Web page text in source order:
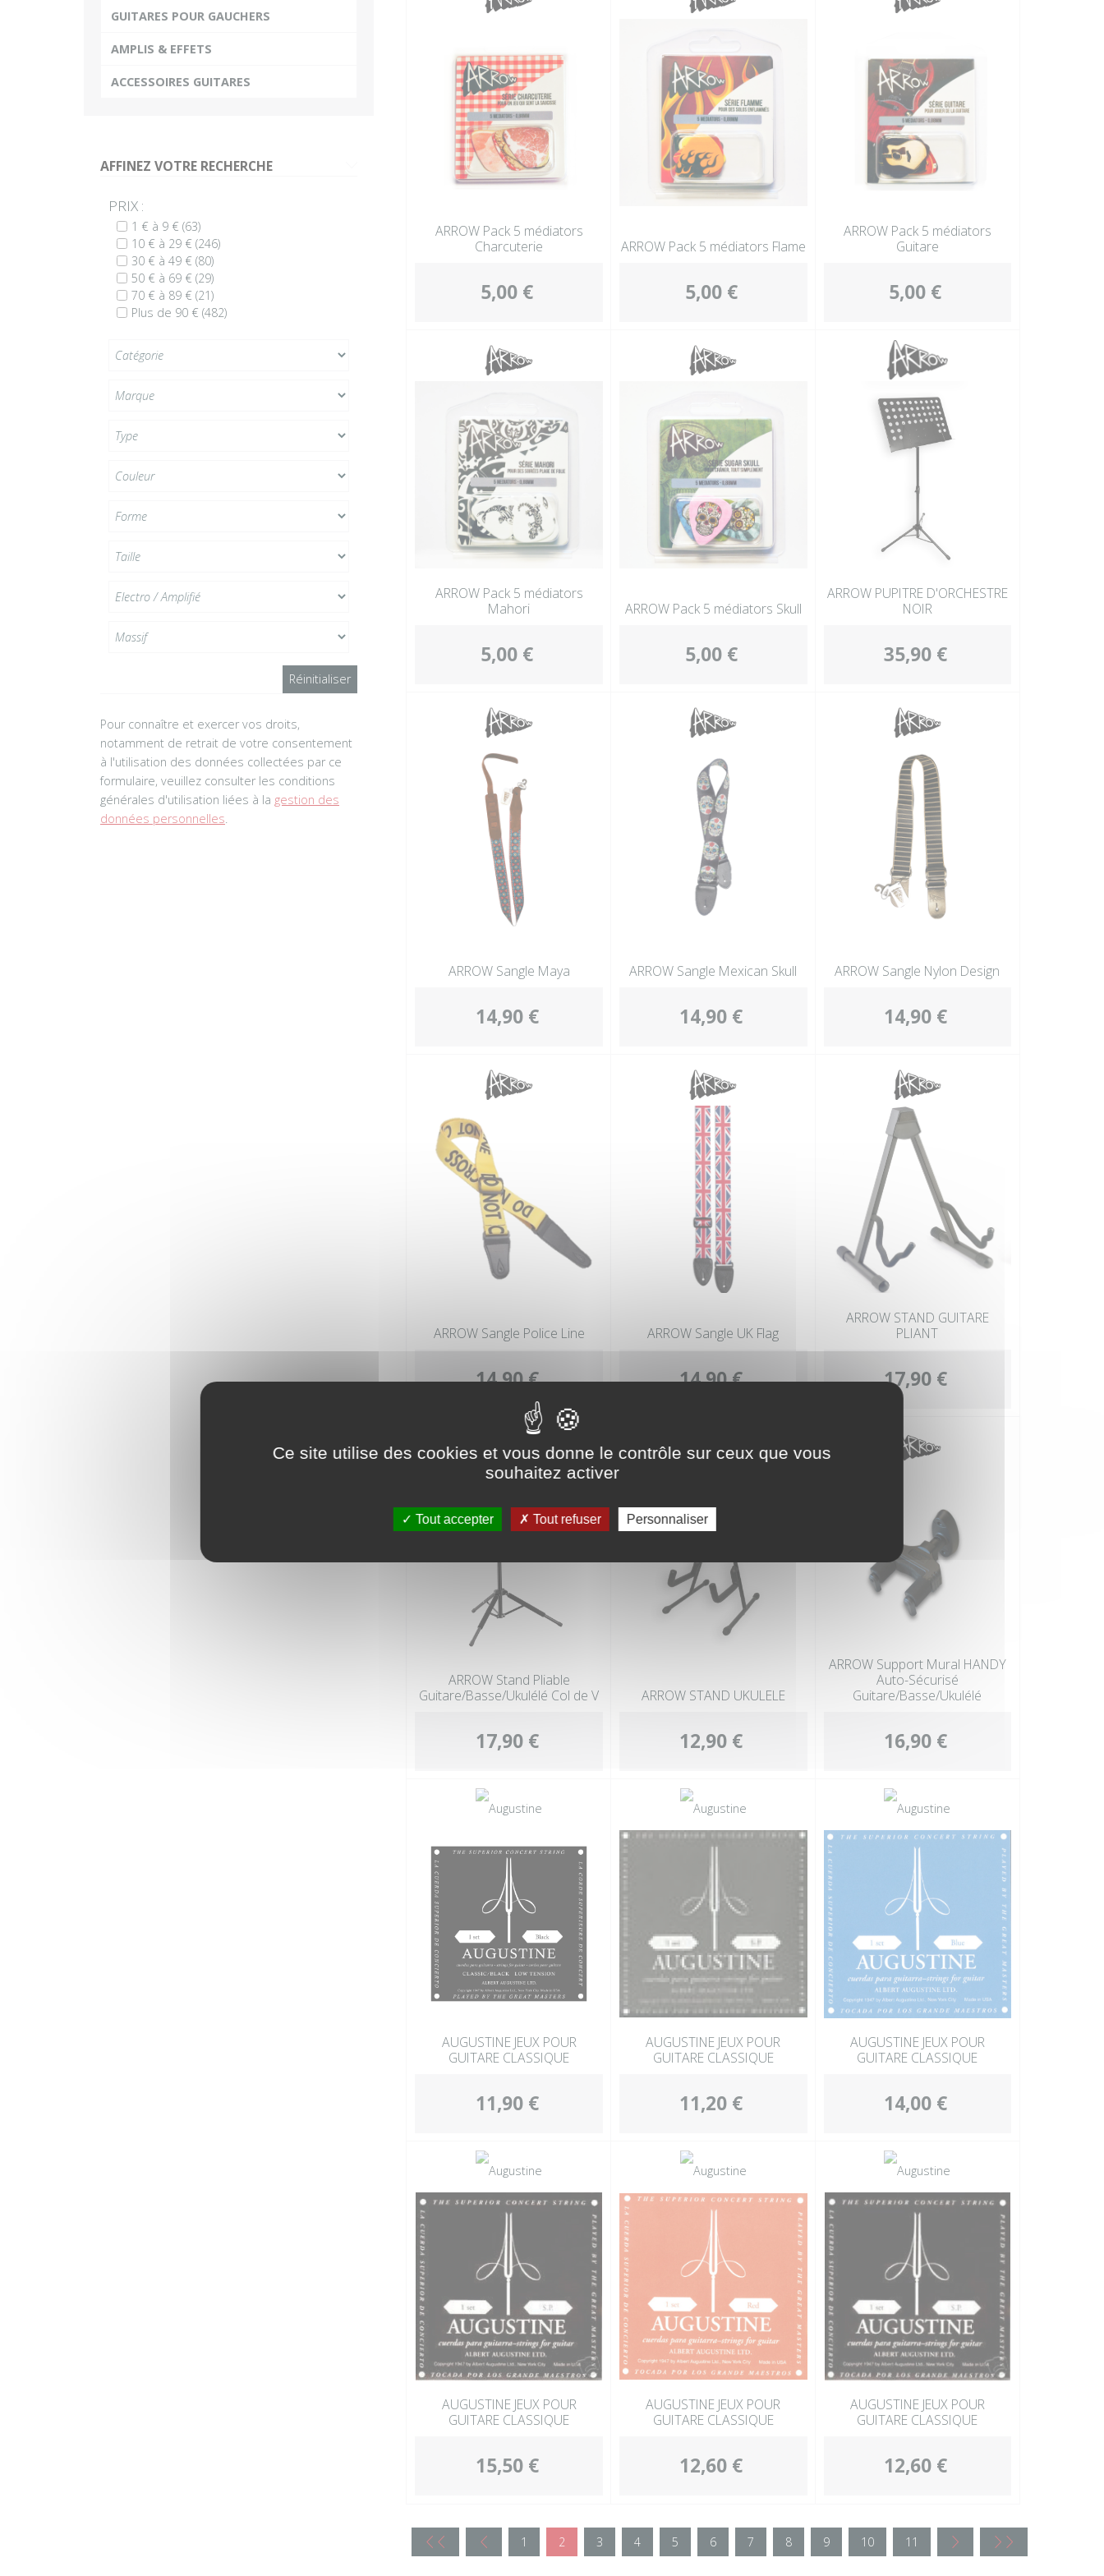
ARROW Pack 5 médiators
Charcuterie
5,00 €
ARROW Pack 5 médiators Flame
5,00 €
ARROW Pack 5 médiators
Guitare
5,00 €
ARROW Pack 5 médiators
Mahori
5,00 €
ARROW Pack 5 médiators Skull
5,00 €
ARROW PUPITRE D'ORCHESTRE
NOIR
35,90 €
ARROW Sangle Maya
14,90 €
ARROW Sangle Mexican Skull
14,90 €
ARROW Sangle Nylon Design
14,90 €
ARROW Sangle Police Line
14,90 €
ARROW Sangle UK Flag
14,90 €
ARROW STAND GUITARE
PLIANT
17,90 €
ARROW Stand Pliable
Guitare/Basse/Ukulélé Col de V
17,90 €
ARROW STAND UKULELE
12,90 €
ARROW Support Mural HANDY
Auto-Sécurisé
Guitare/Basse/Ukulélé
16,90 €
AUGUSTINE JEUX POUR
GUITARE CLASSIQUE
11,90 €
AUGUSTINE JEUX POUR
GUITARE CLASSIQUE
11,20 €
AUGUSTINE JEUX POUR
GUITARE CLASSIQUE
14,00 €
AUGUSTINE JEUX POUR
GUITARE CLASSIQUE
15,50 €
AUGUSTINE JEUX POUR
GUITARE CLASSIQUE
12,60 €
AUGUSTINE JEUX POUR
GUITARE CLASSIQUE
12,60 €
DD D 1 2 3 4 5 6 7 8 9 10 11 < <<
GUITARES POUR GAUCHERS
AMPLIS & EFFETS
ACCESSOIRES GUITARES
AFFINEZ VOTRE RECHERCHE
PRIX :
1 € à 9 € (63)
10 € à 29 € (246)
30 € à 49 € (80)
50 € à 69 € (29)
70 € à 89 € (21)
Plus de 90 € (482)
Pour connaître et exercer vos droits,
notamment de retrait de votre consentement
à l'utilisation des données collectées par ce
formulaire, veuillez consulter les conditions
générales d'utilisation liées à la gestion des
données personnelles.
Ce site utilise des cookies et vous donne le contrôle sur ceux que vous
souhaitez activer
Tout accepter Tout refuser Personnaliser